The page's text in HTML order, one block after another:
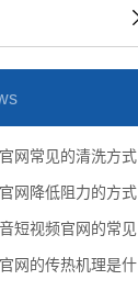
的清洗方式有哪些？
网降低阻力的方式
官网的常见类型有哪些
的传热机理是什么?